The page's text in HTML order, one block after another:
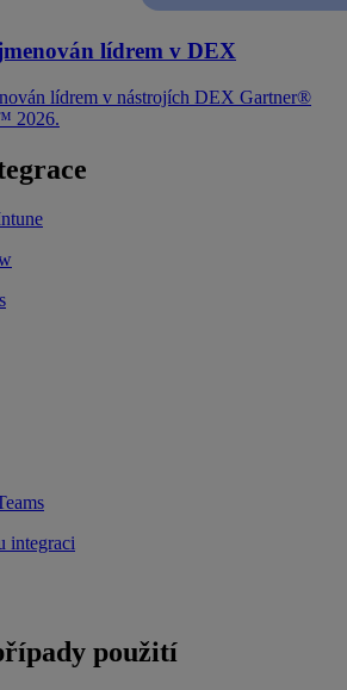
lídrem v DEX
lídrem v nástrojích DEX Gartner®
2026.
integraci
použití